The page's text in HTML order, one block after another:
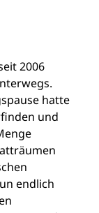
2006
hatte
und
endlich